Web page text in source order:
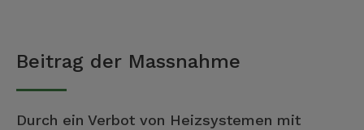
Beitrag der Massnahme
Durch ein Verbot von Heizsystemen mit